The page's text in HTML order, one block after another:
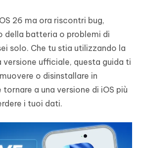
26 ma ora riscontri bug,
della batteria o problemi di
solo. Che tu stia utilizzando la
versione ufficiale, questa guida ti
o disinstallare in
tornare a una versione di iOS più
i tuoi dati.